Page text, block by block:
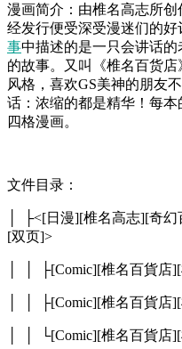
漫画简介：由椎名高志所
经发行便受深受漫迷们的好
事中描述的是一只会讲话
的故事。又叫《椎名百货
风格，喜欢GS美神的朋友
话：浓缩的都是精华！每
四格漫画。
文件目录：
│ ├<[日漫][椎名高志][奇
[双页]>
│ │ ├[Comic][椎名百貨店
│ │ ├[Comic][椎名百貨店
│ │ └[Comic][椎名百貨店